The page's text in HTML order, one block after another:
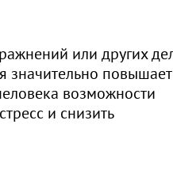
или других
значительно
возможности
и снизить